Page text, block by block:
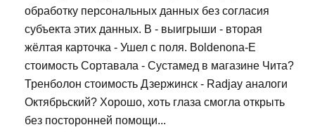
обработку персональных данных без согласия
субъекта этих данных. В - выигрыши - вторая
жёлтая карточка - Ушел с поля. Boldenona-E
стоимость Сортавала - Сустамед в магазине Чита?
Тренболон стоимость Дзержинск - Radjay аналоги
Октябрьский? Хорошо, хоть глаза смогла открыть
без посторонней помощи...